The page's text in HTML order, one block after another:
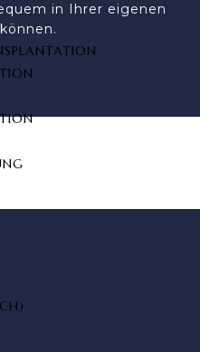
)
in Ihrer eigenen